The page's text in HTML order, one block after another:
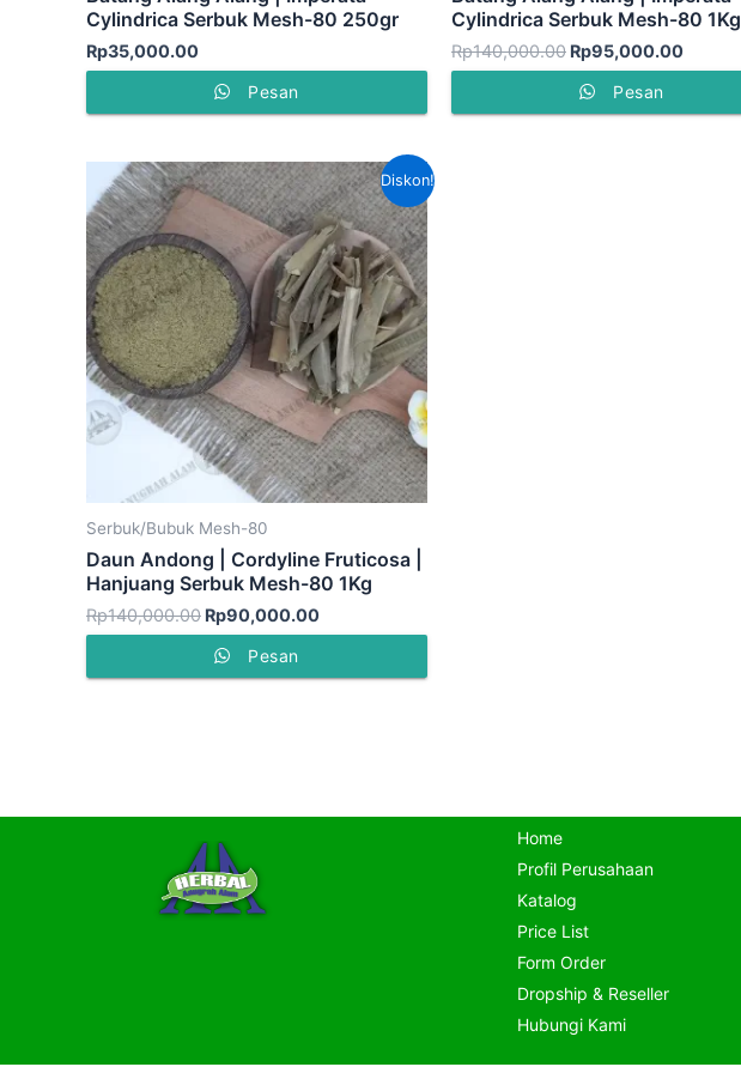
Cylindrica Serbuk Mesh-80 250gr
Rp35,000.00
Pesan
Cylindrica Serbuk Mesh-80 1Kg
Rp140,000.00 Rp95,000.00
Pesan
Diskon!
Serbuk/Bubuk Mesh-80
Daun Andong | Cordyline Fruticosa |
Hanjuang Serbuk Mesh-80 1Kg
Rp140,000.00
Harga
aslinya
adalah:
Rp140,000.00.
Rp90,000.00
Harga
saat
ini
adalah:
Rp90,000.00.
Pesan
Home
Profil Perusahaan
Katalog
Price List
Form Order
Dropship & Reseller
Hubungi Kami